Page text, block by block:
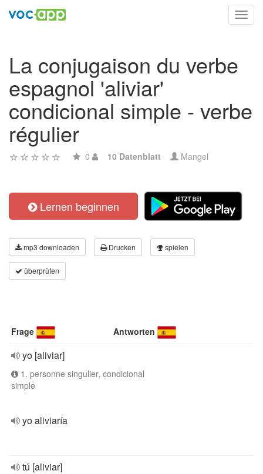
La conjugaison du verbe
espagnol 'aliviar'
condicional simple - verbe
régulier
0 10 Datenblatt Mangel
Lernen beginnen
mp3 downloaden Drucken spielen
überprüfen
Frage Antworten
yo [aliviar]
1. personne singulier, condicional
simple
yo aliviaría
tú [aliviar]